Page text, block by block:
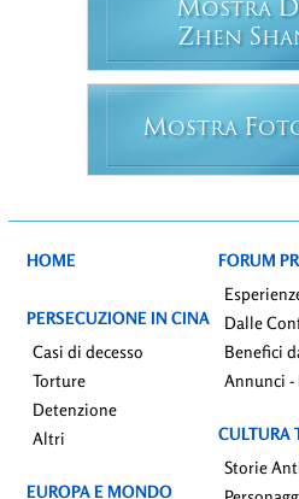
MOSTRA D
ZHEN S
MOSTRA F
HOME
PERSECUZIONE IN CINA
Casi di decesso
Torture
Detenzione
Altri
EUROPA E MONDO
FORUM
Dalle
Benefici
Annunci
CULTURA
Storie